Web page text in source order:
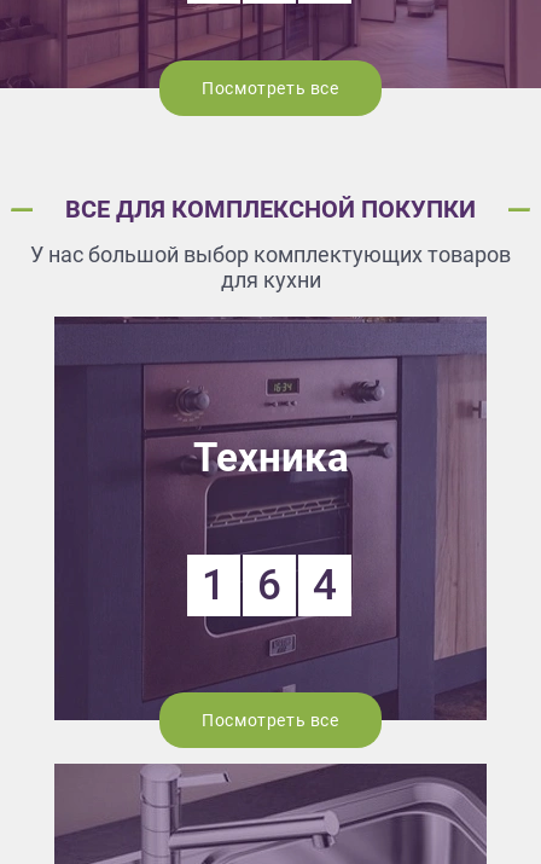
Посмотреть все
ВСЕ ДЛЯ КОМПЛЕКСНОЙ ПОКУПКИ
У нас большой выбор комплектующих товаров
для кухни
Техника
1 6 4
Посмотреть все